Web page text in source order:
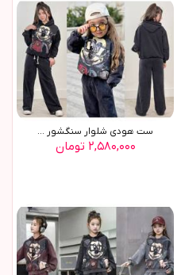
ست هودي شلوار سنگشور ...
۲,۵۸۰,۰۰۰ تومان